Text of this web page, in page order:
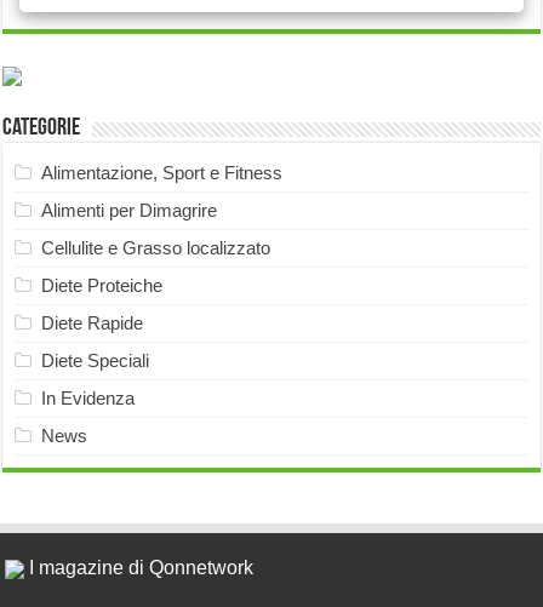
Categorie
Alimentazione, Sport e Fitness
Alimenti per Dimagrire
Cellulite e Grasso localizzato
Diete Proteiche
Diete Rapide
Diete Speciali
In Evidenza
News
I magazine di Qonnetwork